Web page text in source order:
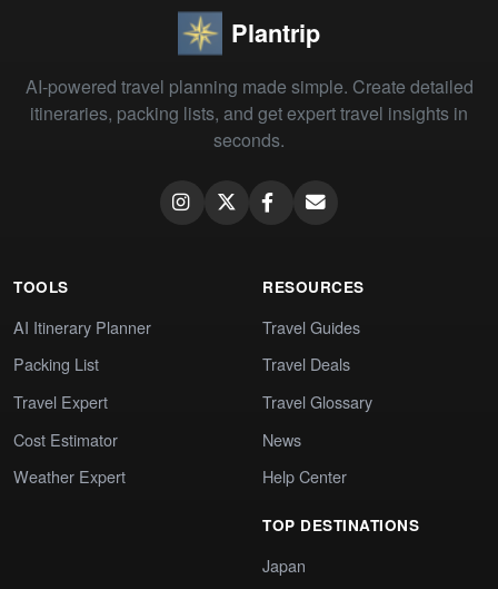
Plantrip
AI-powered travel planning made simple. Create detailed
itineraries, packing lists, and get expert travel insights in
seconds.
TOOLS
AI Itinerary Planner
Packing List
Travel Expert
Cost Estimator
Weather Expert
RESOURCES
Travel Guides
Travel Deals
Travel Glossary
News
Help Center
TOP DESTINATIONS
Japan